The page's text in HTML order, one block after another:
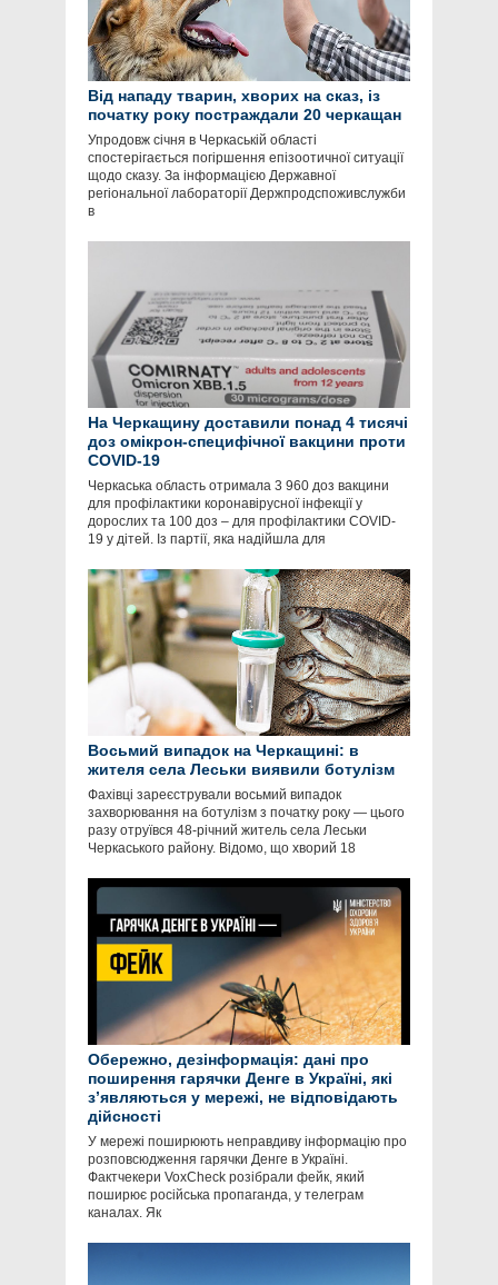
Від нападу тварин, хворих на сказ, із
початку року постраждали 20 черкащан
Упродовж січня в Черкаській області
спостерігається погіршення епізоотичної ситуації
щодо сказу. За інформацією Державної
регіональної лабораторії Держпродспоживслужби
в
На Черкащину доставили понад 4 тисячі
доз омікрон-специфічної вакцини проти
COVID-19
Черкаська область отримала 3 960 доз вакцини
для профілактики коронавірусної інфекції у
дорослих та 100 доз – для профілактики COVID-
19 у дітей. Із партії, яка надійшла для
Восьмий випадок на Черкащині: в
жителя села Леськи виявили ботулізм
Фахівці зареєстрували восьмий випадок
захворювання на ботулізм з початку року — цього
разу отруївся 48-річний житель села Леськи
Черкаського району. Відомо, що хворий 18
Обережно, дезінформація: дані про
поширення гарячки Денге в Україні, які
зʼявляються у мережі, не відповідають
дійсності
У мережі поширюють неправдиву інформацію про
розповсюдження гарячки Денге в Україні.
Фактчекери VoxCheck розібрали фейк, який
поширює російська пропаганда, у телеграм
каналах. Як